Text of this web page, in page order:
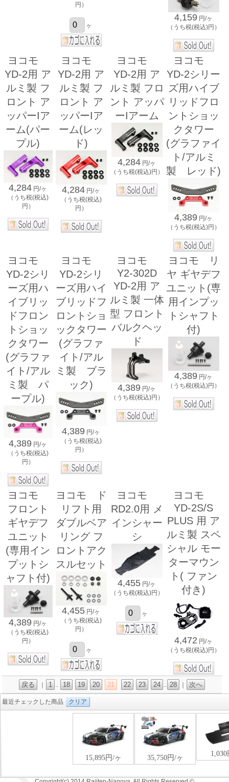
円）
ヶ
4,159 円/ヶ
（うち税(税込)円）
ヨコモ
YD-2用 ア
ルミ製 フ
ロント ア
ッパーIア
ーム(パー
プル)
4,284 円/ヶ
（うち税(税込)
円）
ヨコモ
YD-2用 ア
ルミ製 フ
ロント ア
ッパーIア
ーム(レッ
ド)
4,284 円/ヶ
（うち税(税込)
円）
ヨコモ
YD-2用 ア
ルミ製 フロ
ント アッパ
ーIアーム
4,284 円/ヶ
（うち税(税込)円）
ヨコモ
YD-2シリー
ズ用ハイブ
リッドフロ
ントショッ
クタワー
(グラファイ
ト/アルミ
製 レッド)
4,389 円/ヶ
（うち税(税込)円）
ヨコモ
YD-2シリ
ーズ用ハ
イブリッ
ドフロン
トショッ
クタワー
(グラファ
イト/アル
ミ製 パ
ープル)
4,389 円/ヶ
（うち税(税込)
円）
ヨコモ
YD-2シリ
ーズ用ハイ
ブリッドフ
ロントショ
ックタワー
(グラファ
イト/アル
ミ製 ブラ
ック)
4,389 円/ヶ
（うち税(税込)
円）
ヨコモ
Y2-302D
YD-2用 ア
ルミ製 一体
型 フロント
バルクヘッ
ド
4,389 円/ヶ
（うち税(税込)円）
ヨコモ リ
ヤ ギヤデフ
ユニット(専
用インプッ
トシャフト
付)
4,389 円/ヶ
（うち税(税込)円）
ヨコモ
フロント
ギヤデフ
ユニット
(専用イン
プットシ
ャフト付)
4,389 円/ヶ
（うち税(税込)
円）
ヨコモ ド
リフト用
ダブルベア
リング フ
ロントアク
スルセット
4,455 円/ヶ
（うち税(税込)
円）
ヶ
ヨコモ
RD2.0用 メ
インシャー
シ
4,455 円/ヶ
（うち税(税込)円）
ヶ
ヨコモ
YD-2S/S
PLUS 用 ア
ルミ製 スペ
シャル モー
ターマウン
ト( ファン
付き)
4,472 円/ヶ
（うち税(税込)円）
戻る 1 .. 18 19 20 21 22 23 24 .. 28 次へ
最近チェックした商品 クリア